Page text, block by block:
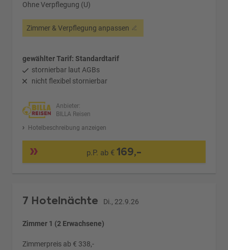
Ohne Verpflegung (U)
Zimmer & Verpflegung anpassen
gewählter Tarif: Standardtarif
stornierbar laut AGBs
nicht flexibel stornierbar
Anbieter:
BILLA Reisen
Hotelbeschreibung anzeigen
p.P. ab € 169,-
7 Hotelnächte Di., 22.9.26
Zimmer 1 (2 Erwachsene)
Zimmerpreis ab € 338,-